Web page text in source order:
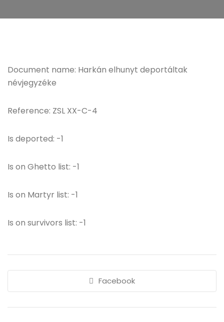
Document name: Harkán elhunyt deportáltak
névjegyzéke
Reference: ZSL XX-C-4
Is deported: -1
Is on Ghetto list: -1
Is on Martyr list: -1
Is on survivors list: -1
Facebook